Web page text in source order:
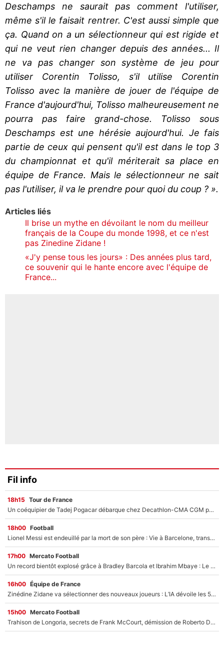
Deschamps ne saurait pas comment l'utiliser,
même s'il le faisait rentrer. C'est aussi simple que
ça. Quand on a un sélectionneur qui est rigide et
qui ne veut rien changer depuis des années... Il
ne va pas changer son système de jeu pour
utiliser Corentin Tolisso, s'il utilise Corentin
Tolisso avec la manière de jouer de l'équipe de
France d'aujourd'hui, Tolisso malheureusement ne
pourra pas faire grand-chose. Tolisso sous
Deschamps est une hérésie aujourd'hui. Je fais
partie de ceux qui pensent qu'il est dans le top 3
du championnat et qu'il mériterait sa place en
équipe de France. Mais le sélectionneur ne sait
pas l'utiliser, il va le prendre pour quoi du coup ? ».
Articles liés
Il brise un mythe en dévoilant le nom du meilleur
français de la Coupe du monde 1998, et ce n'est
pas Zinedine Zidane !
«J'y pense tous les jours» : Des années plus tard,
ce souvenir qui le hante encore avec l'équipe de
France...
Fil info
18h15 Tour de France
Un coéquipier de Tadej Pogacar débarque chez Decathlon-CMA CGM pour épauler Paul Seixas : «Mes meilleures années sont à venir»
18h00 Football
Lionel Messi est endeuillé par la mort de son père : Vie à Barcelone, transfert au PSG... voilà comment Jorge Messi a joué un rôle essentiel dans sa carrière !
17h00 Mercato Football
Un record bientôt explosé grâce à Bradley Barcola et Ibrahim Mbaye : Le PSG sur le point de réaliser un mercato historique ?
16h00 Équipe de France
Zinédine Zidane va sélectionner des nouveaux joueurs : L’IA dévoile les 5 cracks qui pourraient rapidement le rejoindre en équipe de France !
15h00 Mercato Football
Trahison de Longoria, secrets de Frank McCourt, démission de Roberto De Zerbi : Medhi Benatia se lâche sur son départ de l'OM et fait d'importantes révélations